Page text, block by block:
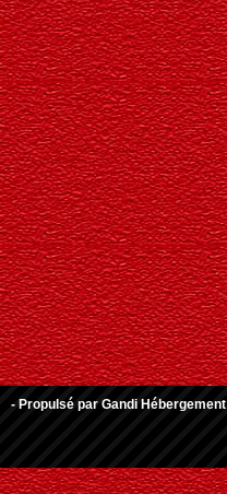
- Propulsé par Gandi Hébergement